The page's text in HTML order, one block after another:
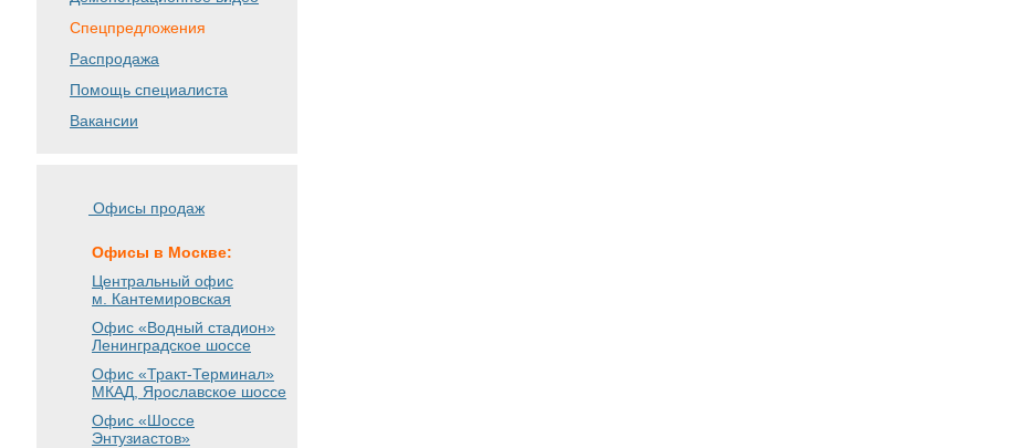
Спецпредложения
Распродажа
Помощь специалиста
Вакансии
Офисы продаж
Офисы в Москве:
Центральный офис
м. Кантемировская
Офис «Водный стадион»
Ленинградское шоссе
Офис «Тракт-Терминал»
МКАД, Ярославское шоссе
Офис «Шоссе
Энтузиастов»